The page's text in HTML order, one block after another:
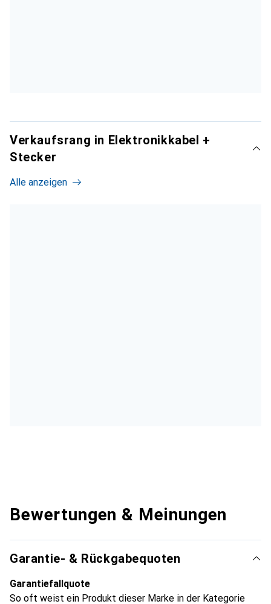
Verkaufsrang in Elektronikkabel +
Stecker
Alle anzeigen
Bewertungen & Meinungen
Garantie- & Rückgabequoten
Garantiefallquote
So oft weist ein Produkt dieser Marke in der Kategorie